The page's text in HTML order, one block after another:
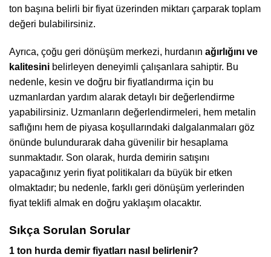
ton başına belirli bir fiyat üzerinden miktarı çarparak toplam
değeri bulabilirsiniz.
Ayrıca, çoğu geri dönüşüm merkezi, hurdanın ağırlığını ve
kalitesini belirleyen deneyimli çalışanlara sahiptir. Bu
nedenle, kesin ve doğru bir fiyatlandırma için bu
uzmanlardan yardım alarak detaylı bir değerlendirme
yapabilirsiniz. Uzmanların değerlendirmeleri, hem metalin
saflığını hem de piyasa koşullarındaki dalgalanmaları göz
önünde bulundurarak daha güvenilir bir hesaplama
sunmaktadır. Son olarak, hurda demirin satışını
yapacağınız yerin fiyat politikaları da büyük bir etken
olmaktadır; bu nedenle, farklı geri dönüşüm yerlerinden
fiyat teklifi almak en doğru yaklaşım olacaktır.
Sıkça Sorulan Sorular
1 ton hurda demir fiyatları nasıl belirlenir?